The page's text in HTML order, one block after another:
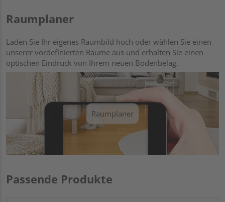
Raumplaner
Laden Sie Ihr eigenes Raumbild hoch oder wählen Sie einen
unserer vordefinierten Räume aus und erhalten Sie einen
optischen Eindruck von Ihrem neuen Bodenbelag.
Raumplaner
Passende Produkte